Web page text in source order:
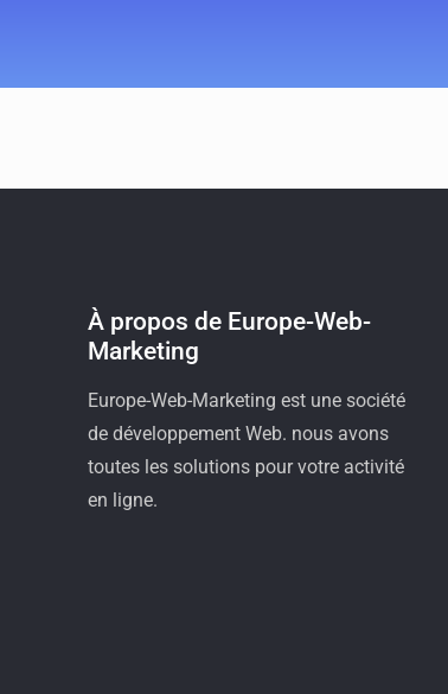
À propos de Europe-Web-
Marketing
Europe-Web-Marketing est une société
de développement Web. nous avons
toutes les solutions pour votre activité
en ligne.